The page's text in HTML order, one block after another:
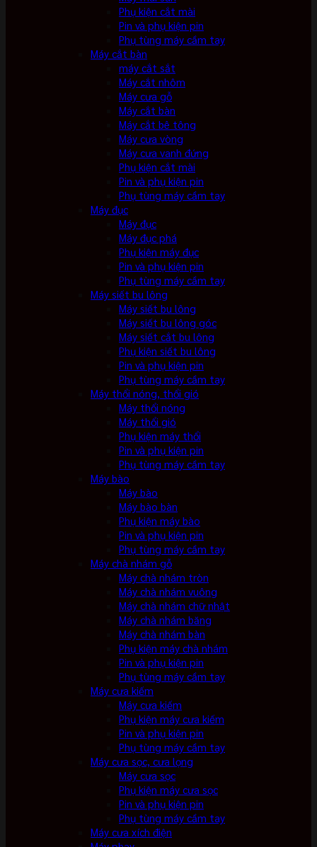
Phụ kiện cắt mài
Pin và phụ kiện pin
Phụ tùng máy cầm tay
Máy cắt bàn
máy cắt sắt
Máy cắt nhôm
Máy cưa gỗ
Máy cắt bàn
Máy cắt bê tông
Máy cưa vòng
Máy cưa vanh đứng
Phụ kiện cắt mài
Pin và phụ kiện pin
Phụ tùng máy cầm tay
Máy đục
Máy đục
Máy đục phá
Phụ kiện máy đục
Pin và phụ kiện pin
Phụ tùng máy cầm tay
Máy siết bu lông
Máy siết bu lông
Máy siết bu lông góc
Máy siết cắt bu lông
Phụ kiện siết bu lông
Pin và phụ kiện pin
Phụ tùng máy cầm tay
Máy thổi nóng, thổi gió
Máy thổi nóng
Máy thổi gió
Phụ kiện máy thổi
Pin và phụ kiện pin
Phụ tùng máy cầm tay
Máy bào
Máy bào
Máy bào bàn
Phụ kiện máy bào
Pin và phụ kiện pin
Phụ tùng máy cầm tay
Máy chà nhám gỗ
Máy chà nhám tròn
Máy chà nhám vuông
Máy chà nhám chữ nhật
Máy chà nhám băng
Máy chà nhám bàn
Phụ kiện máy chà nhám
Pin và phụ kiện pin
Phụ tùng máy cầm tay
Máy cưa kiếm
Máy cưa kiếm
Phụ kiện máy cưa kiếm
Pin và phụ kiện pin
Phụ tùng máy cầm tay
Máy cưa sọc, cưa lọng
Máy cưa sọc
Phụ kiện máy cưa sọc
Pin và phụ kiện pin
Phụ tùng máy cầm tay
Máy cưa xích điện